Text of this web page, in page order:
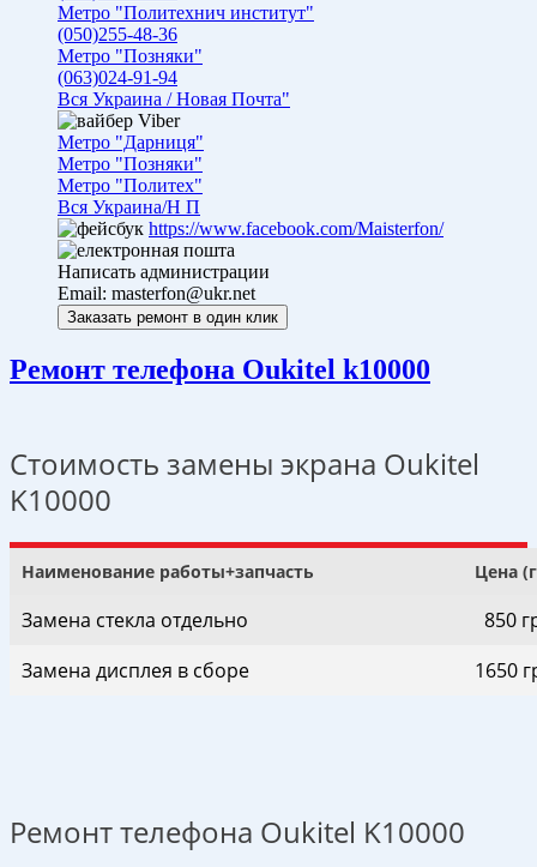
Метро "Политехнич институт"
(050)255-48-36
Метро "Позняки"
(063)024-91-94
Вся Украина / Новая Почта"
Viber
Метро "Дарниця"
Метро "Позняки"
Метро "Политех"
Вся Украина/Н П
https://www.facebook.com/Maisterfon/
Написать администрации
Email: masterfon@ukr.net
Ремонт телефона Oukitel k10000
Стоимость замены экрана Oukitel
K10000
Наименование работы+запчасть Цена
Замена стекла отдельно
850
Замена дисплея в сборе
1650
Ремонт телефона Oukitel K10000